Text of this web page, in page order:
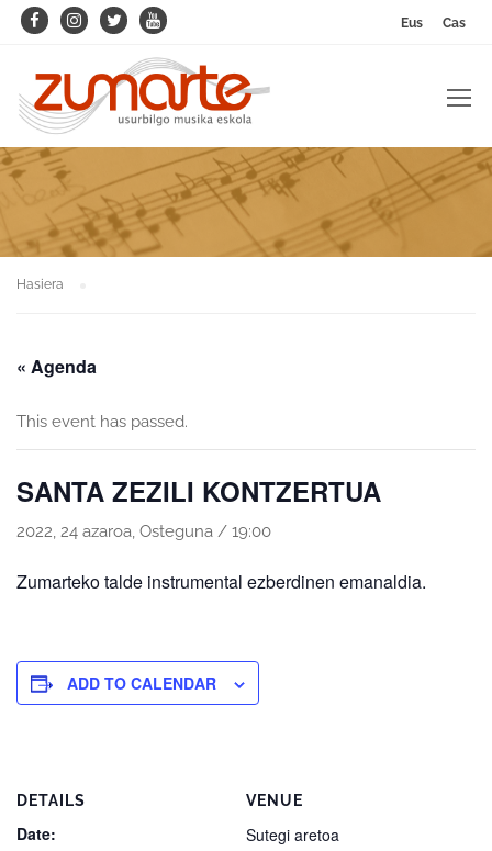
Eus Cas
Hasiera
« Agenda
This event has passed.
SANTA ZEZILI KONTZERTUA
2022, 24 azaroa, Osteguna / 19:00
Zumarteko talde instrumental ezberdinen emanaldia.
ADD TO CALENDAR
DETAILS
Date:
VENUE
Sutegi aretoa